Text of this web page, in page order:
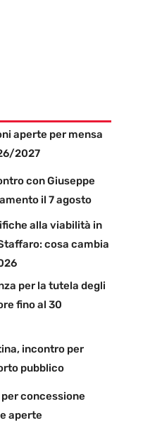
aperte per mensa
2027
con Giuseppe
il 7 agosto
alla viabilità in
cosa cambia
per la tutela degli
fino al 30
incontro per
pubblico
concessione
aperte